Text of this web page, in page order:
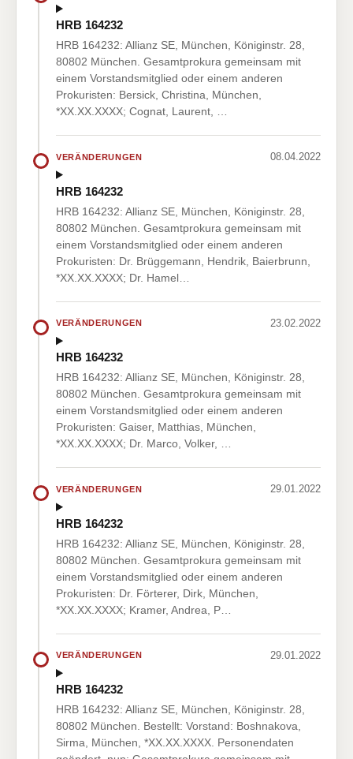
HRB 164232
HRB 164232: Allianz SE, München, Königinstr. 28,
80802 München. Gesamtprokura gemeinsam mit
einem Vorstandsmitglied oder einem anderen
Prokuristen: Bersick, Christina, München,
*XX.XX.XXXX; Cognat, Laurent, …
VERÄNDERUNGEN 08.04.2022
HRB 164232
HRB 164232: Allianz SE, München, Königinstr. 28,
80802 München. Gesamtprokura gemeinsam mit
einem Vorstandsmitglied oder einem anderen
Prokuristen: Dr. Brüggemann, Hendrik, Baierbrunn,
*XX.XX.XXXX; Dr. Hamel…
VERÄNDERUNGEN 23.02.2022
HRB 164232
HRB 164232: Allianz SE, München, Königinstr. 28,
80802 München. Gesamtprokura gemeinsam mit
einem Vorstandsmitglied oder einem anderen
Prokuristen: Gaiser, Matthias, München,
*XX.XX.XXXX; Dr. Marco, Volker, …
VERÄNDERUNGEN 29.01.2022
HRB 164232
HRB 164232: Allianz SE, München, Königinstr. 28,
80802 München. Gesamtprokura gemeinsam mit
einem Vorstandsmitglied oder einem anderen
Prokuristen: Dr. Förterer, Dirk, München,
*XX.XX.XXXX; Kramer, Andrea, P…
VERÄNDERUNGEN 29.01.2022
HRB 164232
HRB 164232: Allianz SE, München, Königinstr. 28,
80802 München. Bestellt: Vorstand: Boshnakova,
Sirma, München, *XX.XX.XXXX. Personendaten